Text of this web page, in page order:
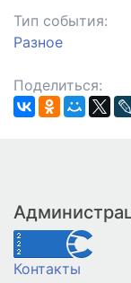
Тип события:
Разное
Поделиться:
Контакты